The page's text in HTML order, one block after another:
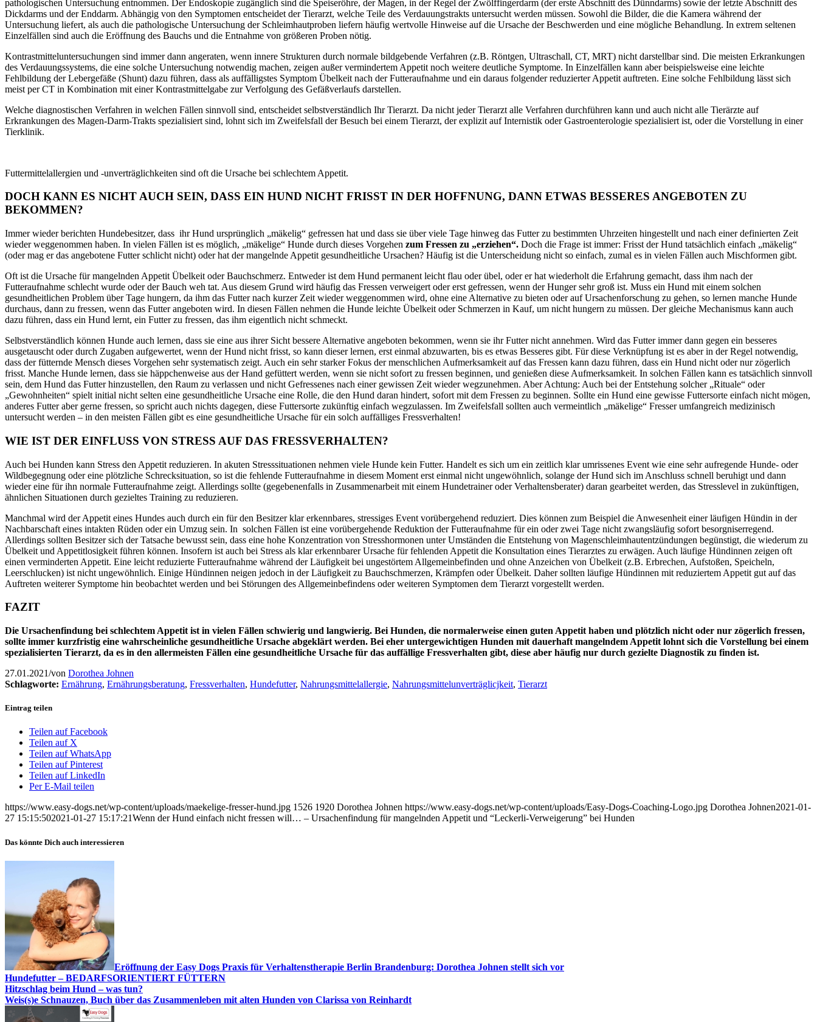
pathologischen Untersuchung entnommen. Der Endoskopie zugänglich sind die Speiseröhre, der Magen, in der Regel der Zwölffingerdarm (der erste Abschnitt des Dünndarms) sowie der letzte Abschnitt des
Dickdarms und der Enddarm. Abhängig von den Symptomen entscheidet der Tierarzt, welche Teile des Verdauungstrakts untersucht werden müssen. Sowohl die Bilder, die die Kamera während der
Untersuchung liefert, als auch die pathologische Untersuchung der Schleimhautproben liefern häufig wertvolle Hinweise auf die Ursache der Beschwerden und eine mögliche Behandlung. In extrem seltenen
Einzelfällen sind auch die Eröffnung des Bauchs und die Entnahme von größeren Proben nötig.
Kontrastmitteluntersuchungen sind immer dann angeraten, wenn innere Strukturen durch normale bildgebende Verfahren (z.B. Röntgen, Ultraschall, CT, MRT) nicht darstellbar sind. Die meisten Erkrankungen
des Verdauungssystems, die eine solche Untersuchung notwendig machen, zeigen außer vermindertem Appetit noch weitere deutliche Symptome. In Einzelfällen kann aber beispielsweise eine leichte
Fehlbildung der Lebergefäße (Shunt) dazu führen, dass als auffälligstes Symptom Übelkeit nach der Futteraufnahme und ein daraus folgender reduzierter Appetit auftreten. Eine solche Fehlbildung lässt sich
meist per CT in Kombination mit einer Kontrastmittelgabe zur Verfolgung des Gefäßverlaufs darstellen.
Welche diagnostischen Verfahren in welchen Fällen sinnvoll sind, entscheidet selbstverständlich Ihr Tierarzt. Da nicht jeder Tierarzt alle Verfahren durchführen kann und auch nicht alle Tierärzte auf
Erkrankungen des Magen-Darm-Trakts spezialisiert sind, lohnt sich im Zweifelsfall der Besuch bei einem Tierarzt, der explizit auf Internistik oder Gastroenterologie spezialisiert ist, oder die Vorstellung in einer
Tierklinik.
Futtermittelallergien und -unverträglichkeiten sind oft die Ursache bei schlechtem Appetit.
DOCH KANN ES NICHT AUCH SEIN, DASS EIN HUND NICHT FRISST IN DER HOFFNUNG, DANN ETWAS BESSERES ANGEBOTEN ZU
BEKOMMEN?
Immer wieder berichten Hundebesitzer, dass ihr Hund ursprünglich „mäkelig“ gefressen hat und dass sie über viele Tage hinweg das Futter zu bestimmten Uhrzeiten hingestellt und nach einer definierten Zeit
wieder weggenommen haben. In vielen Fällen ist es möglich, „mäkelige“ Hunde durch dieses Vorgehen zum Fressen zu „erziehen“. Doch die Frage ist immer: Frisst der Hund tatsächlich einfach „mäkelig“
(oder mag er das angebotene Futter schlicht nicht) oder hat der mangelnde Appetit gesundheitliche Ursachen? Häufig ist die Unterscheidung nicht so einfach, zumal es in vielen Fällen auch Mischformen gibt.
Oft ist die Ursache für mangelnden Appetit Übelkeit oder Bauchschmerz. Entweder ist dem Hund permanent leicht flau oder übel, oder er hat wiederholt die Erfahrung gemacht, dass ihm nach der
Futteraufnahme schlecht wurde oder der Bauch weh tat. Aus diesem Grund wird häufig das Fressen verweigert oder erst gefressen, wenn der Hunger sehr groß ist. Muss ein Hund mit einem solchen
gesundheitlichen Problem über Tage hungern, da ihm das Futter nach kurzer Zeit wieder weggenommen wird, ohne eine Alternative zu bieten oder auf Ursachenforschung zu gehen, so lernen manche Hunde
durchaus, dann zu fressen, wenn das Futter angeboten wird. In diesen Fällen nehmen die Hunde leichte Übelkeit oder Schmerzen in Kauf, um nicht hungern zu müssen. Der gleiche Mechanismus kann auch
dazu führen, dass ein Hund lernt, ein Futter zu fressen, das ihm eigentlich nicht schmeckt.
Selbstverständlich können Hunde auch lernen, dass sie eine aus ihrer Sicht bessere Alternative angeboten bekommen, wenn sie ihr Futter nicht annehmen. Wird das Futter immer dann gegen ein besseres
ausgetauscht oder durch Zugaben aufgewertet, wenn der Hund nicht frisst, so kann dieser lernen, erst einmal abzuwarten, bis es etwas Besseres gibt. Für diese Verknüpfung ist es aber in der Regel notwendig,
dass der fütternde Mensch dieses Vorgehen sehr systematisch zeigt. Auch ein sehr starker Fokus der menschlichen Aufmerksamkeit auf das Fressen kann dazu führen, dass ein Hund nicht oder nur zögerlich
frisst. Manche Hunde lernen, dass sie häppchenweise aus der Hand gefüttert werden, wenn sie nicht sofort zu fressen beginnen, und genießen diese Aufmerksamkeit. In solchen Fällen kann es tatsächlich sinnvoll
sein, dem Hund das Futter hinzustellen, den Raum zu verlassen und nicht Gefressenes nach einer gewissen Zeit wieder wegzunehmen. Aber Achtung: Auch bei der Entstehung solcher „Rituale“ oder
„Gewohnheiten“ spielt initial nicht selten eine gesundheitliche Ursache eine Rolle, die den Hund daran hindert, sofort mit dem Fressen zu beginnen. Sollte ein Hund eine gewisse Futtersorte einfach nicht mögen,
anderes Futter aber gerne fressen, so spricht auch nichts dagegen, diese Futtersorte zukünftig einfach wegzulassen. Im Zweifelsfall sollten auch vermeintlich „mäkelige“ Fresser umfangreich medizinisch
untersucht werden – in den meisten Fällen gibt es eine gesundheitliche Ursache für ein solch auffälliges Fressverhalten!
WIE IST DER EINFLUSS VON STRESS AUF DAS FRESSVERHALTEN?
Auch bei Hunden kann Stress den Appetit reduzieren. In akuten Stresssituationen nehmen viele Hunde kein Futter. Handelt es sich um ein zeitlich klar umrissenes Event wie eine sehr aufregende Hunde- oder
Wildbegegnung oder eine plötzliche Schrecksituation, so ist die fehlende Futteraufnahme in diesem Moment erst einmal nicht ungewöhnlich, solange der Hund sich im Anschluss schnell beruhigt und dann
wieder eine für ihn normale Futteraufnahme zeigt. Allerdings sollte (gegebenenfalls in Zusammenarbeit mit einem Hundetrainer oder Verhaltensberater) daran gearbeitet werden, das Stresslevel in zukünftigen,
ähnlichen Situationen durch gezieltes Training zu reduzieren.
Manchmal wird der Appetit eines Hundes auch durch ein für den Besitzer klar erkennbares, stressiges Event vorübergehend reduziert. Dies können zum Beispiel die Anwesenheit einer läufigen Hündin in der
Nachbarschaft eines intakten Rüden oder ein Umzug sein. In solchen Fällen ist eine vorübergehende Reduktion der Futteraufnahme für ein oder zwei Tage nicht zwangsläufig sofort besorgniserregend.
Allerdings sollten Besitzer sich der Tatsache bewusst sein, dass eine hohe Konzentration von Stresshormonen unter Umständen die Entstehung von Magenschleimhautentzündungen begünstigt, die wiederum zu
Übelkeit und Appetitlosigkeit führen können. Insofern ist auch bei Stress als klar erkennbarer Ursache für fehlenden Appetit die Konsultation eines Tierarztes zu erwägen. Auch läufige Hündinnen zeigen oft
einen verminderten Appetit. Eine leicht reduzierte Futteraufnahme während der Läufigkeit bei ungestörtem Allgemeinbefinden und ohne Anzeichen von Übelkeit (z.B. Erbrechen, Aufstoßen, Speicheln,
Leerschlucken) ist nicht ungewöhnlich. Einige Hündinnen neigen jedoch in der Läufigkeit zu Bauchschmerzen, Krämpfen oder Übelkeit. Daher sollten läufige Hündinnen mit reduziertem Appetit gut auf das
Auftreten weiterer Symptome hin beobachtet werden und bei Störungen des Allgemeinbefindens oder weiteren Symptomen dem Tierarzt vorgestellt werden.
FAZIT
Die Ursachenfindung bei schlechtem Appetit ist in vielen Fällen schwierig und langwierig. Bei Hunden, die normalerweise einen guten Appetit haben und plötzlich nicht oder nur zögerlich fressen,
sollte immer kurzfristig eine wahrscheinliche gesundheitliche Ursache abgeklärt werden. Bei eher untergewichtigen Hunden mit dauerhaft mangelndem Appetit lohnt sich die Vorstellung bei einem
spezialisierten Tierarzt, da es in den allermeisten Fällen eine gesundheitliche Ursache für das auffällige Fressverhalten gibt, diese aber häufig nur durch gezielte Diagnostik zu finden ist.
27.01.2021/von Dorothea Johnen
Schlagworte: Ernährung, Ernährungsberatung, Fressverhalten, Hundefutter, Nahrungsmittelallergie, Nahrungsmittelunverträglicjkeit, Tierarzt
Eintrag teilen
Teilen auf Facebook
Teilen auf X
Teilen auf WhatsApp
Teilen auf Pinterest
Teilen auf LinkedIn
Per E-Mail teilen
https://www.easy-dogs.net/wp-content/uploads/maekelige-fresser-hund.jpg 1526 1920 Dorothea Johnen https://www.easy-dogs.net/wp-content/uploads/Easy-Dogs-Coaching-Logo.jpg Dorothea Johnen2021-01-
27 15:15:502021-01-27 15:17:21Wenn der Hund einfach nicht fressen will… – Ursachenfindung für mangelnden Appetit und “Leckerli-Verweigerung” bei Hunden
Das könnte Dich auch interessieren
Eröffnung der Easy Dogs Praxis für Verhaltenstherapie Berlin Brandenburg: Dorothea Johnen stellt sich vor
Hundefutter – BEDARFSORIENTIERT FÜTTERN
Hitzschlag beim Hund – was tun?
Weis(s)e Schnauzen, Buch über das Zusammenleben mit alten Hunden von Clarissa von Reinhardt